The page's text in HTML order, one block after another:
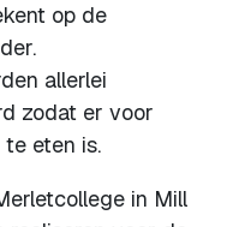
op de
allerlei
zodat er voor
eten is.
in Mill